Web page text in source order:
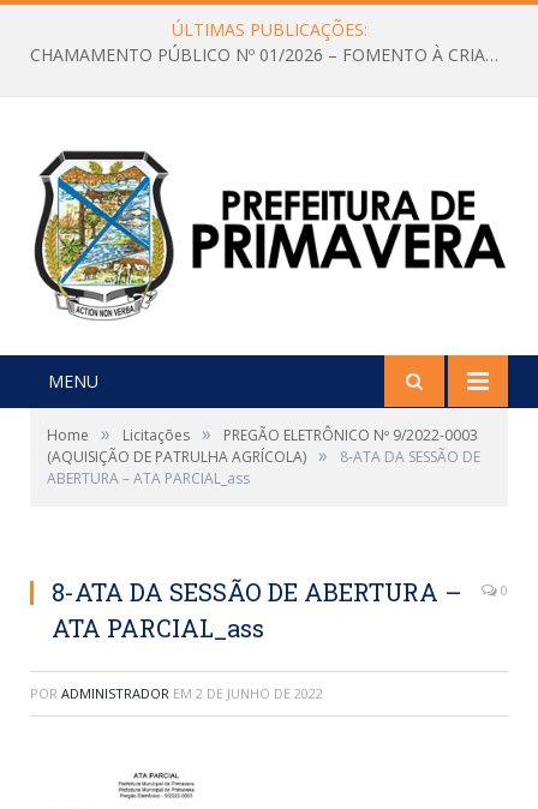
ÚLTIMAS PUBLICAÇÕES:
CHAMAMENTO PÚBLICO Nº 01/2026 – FOMENTO À CRIAÇÃO E A CIRCULAÇÃO DE PRODUÇÕES CULTURAIS – Aldir Blanc
MENU
Home » Licitações »
PREGÃO ELETRÔNICO Nº 9/2022-0003
(AQUISIÇÃO DE PATRULHA AGRÍCOLA) »
8-ATA DA SESSÃO DE
ABERTURA – ATA PARCIAL_ass
8-ATA DA SESSÃO DE ABERTURA –
ATA PARCIAL_ass
0
POR ADMINISTRADOR EM 2 DE JUNHO DE 2022